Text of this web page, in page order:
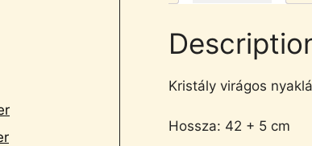
Kristály virágos
Hossza: 42 + 5 cm